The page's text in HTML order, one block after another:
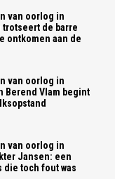
van oorlog in
trotseert de barre
ontkomen aan de
van oorlog in
Berend Vlam begint
van oorlog in
Jansen: een
die toch fout was